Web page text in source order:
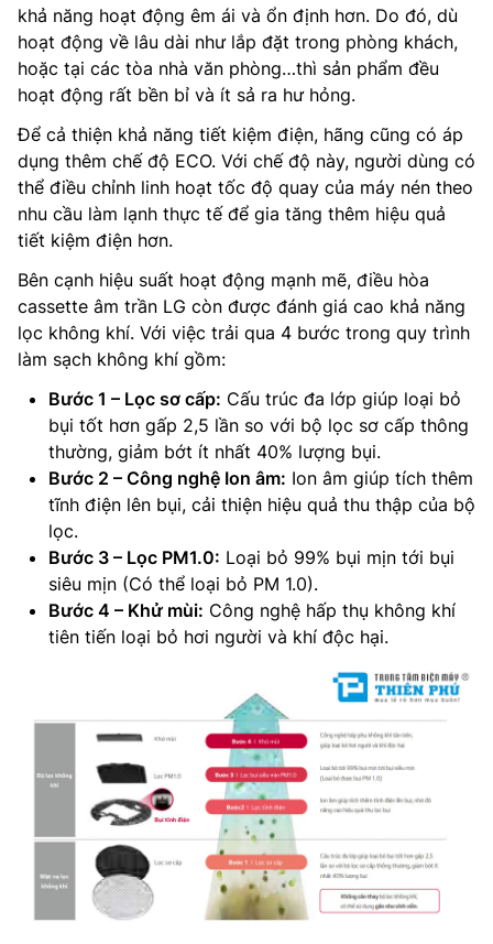
khả năng hoạt động êm ái và ổn định hơn. Do đó, dù
hoạt động về lâu dài như lắp đặt trong phòng khách,
hoặc tại các tòa nhà văn phòng…thì sản phẩm đều
hoạt động rất bền bỉ và ít sả ra hư hỏng.
Để cả thiện khả năng tiết kiệm điện, hãng cũng có áp
dụng thêm chế độ ECO. Với chế độ này, người dùng có
thể điều chỉnh linh hoạt tốc độ quay của máy nén theo
nhu cầu làm lạnh thực tế để gia tăng thêm hiệu quả
tiết kiệm điện hơn.
Bên cạnh hiệu suất hoạt động mạnh mẽ, điều hòa
cassette âm trần LG còn được đánh giá cao khả năng
lọc không khí. Với việc trải qua 4 bước trong quy trình
làm sạch không khí gồm:
Bước 1 – Lọc sơ cấp: Cấu trúc đa lớp giúp loại bỏ
bụi tốt hơn gấp 2,5 lần so với bộ lọc sơ cấp thông
thường, giảm bớt ít nhất 40% lượng bụi.
Bước 2 – Công nghệ Ion âm: Ion âm giúp tích thêm
tĩnh điện lên bụi, cải thiện hiệu quả thu thập của bộ
lọc.
Bước 3 – Lọc PM1.0: Loại bỏ 99% bụi mịn tới bụi
siêu mịn (Có thể loại bỏ PM 1.0).
Bước 4 – Khử mùi: Công nghệ hấp thụ không khí
tiên tiến loại bỏ hơi người và khí độc hại.